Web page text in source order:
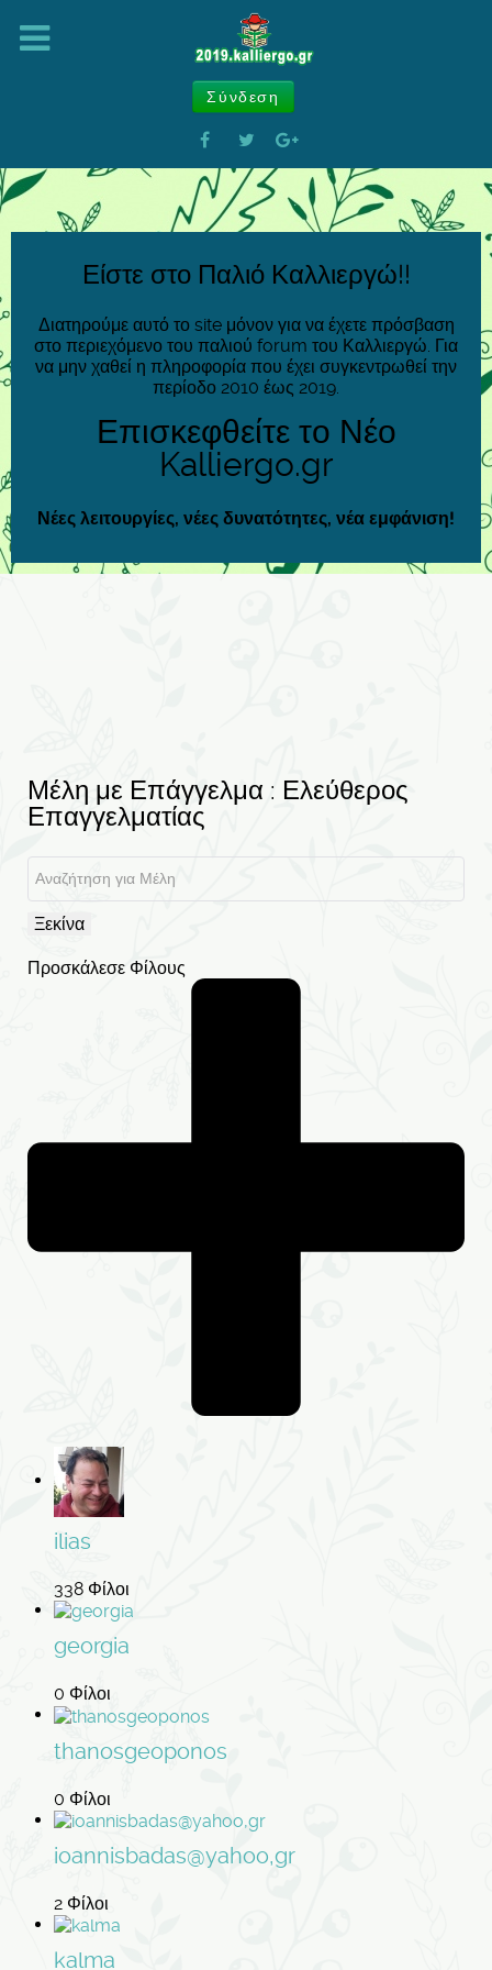
Σύνδεση
Είστε στο Παλιό Καλλιεργώ!!
Διατηρούμε αυτό το site μόνον για να έχετε πρόσβαση
στο περιεχόμενο του παλιού forum του Καλλιεργώ. Για
να μην χαθεί η πληροφορία που έχει συγκεντρωθεί την
περίοδο 2010 έως 2019.
Επισκεφθείτε το Νέο
Kalliergo.gr
Νέες λειτουργίες, νέες δυνατότητες, νέα εμφάνιση!
Μέλη με Επάγγελμα : Ελεύθερος
Επαγγελματίας
Ξεκίνα
Προσκάλεσε Φίλους
ilias
338 Φίλοι
georgia
0 Φίλοι
thanosgeoponos
0 Φίλοι
ioannisbadas@yahoo,gr
2 Φίλοι
kalma